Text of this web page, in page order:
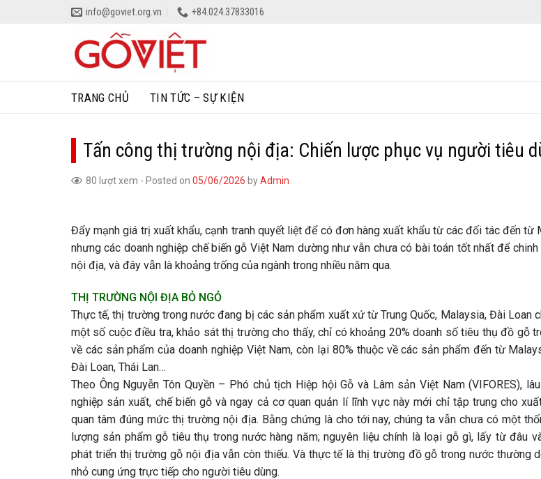
info@goviet.org.vn +84.024.37833016
TRANG CHỦ TIN TỨC – SỰ KIỆN
Tấn công thị trường nội địa: Chiến lược phục vụ người tiêu
80 lượt xem - Posted on 05/06/2026 byAdmin
Đẩy mạnh giá trị xuất khẩu, cạnh tranh quyết liệt để có đơn hàng xuất khẩu từ các đối tác đến từ
nhưng các doanh nghiệp chế biến gỗ Việt Nam dường như vẫn chưa có bài toán tốt nhất để
nội địa, và đây vẫn là khoảng trống của ngành trong nhiều năm qua.
THỊ TRƯỜNG NỘI ĐỊA BỎ NGỎ
Thực tế, thị trường trong nước đang bị các sản phẩm xuất xứ từ Trung Quốc, Malaysia, Đài Loan
một số cuộc điều tra, khảo sát thị trường cho thấy, chỉ có khoảng 20% doanh số tiêu thụ đồ gỗ
về các sản phẩm của doanh nghiệp Việt Nam, còn lại 80% thuộc về các sản phẩm đến từ
Đài Loan, Thái Lan…
Theo Ông Nguyễn Tôn Quyền – Phó chủ tịch Hiệp hội Gỗ và Lâm sản Việt Nam (VIFORES),
nghiệp sản xuất, chế biến gỗ và ngay cả cơ quan quản lí lĩnh vực này mới chỉ tập trung cho
quan tâm đúng mức thị trường nội địa. Bằng chứng là cho tới nay, chúng ta vẫn chưa có một
lượng sản phẩm gỗ tiêu thụ trong nước hàng năm; nguyên liệu chính là loại gỗ gì, lấy từ đâu
phát triển thị trường gỗ nội địa vẫn còn thiếu. Và thực tế là thị trường đồ gỗ trong nước thường
nhỏ cung ứng trực tiếp cho người tiêu dùng.